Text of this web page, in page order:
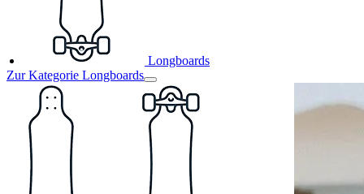
Longboards
Zur Kategorie Longboards